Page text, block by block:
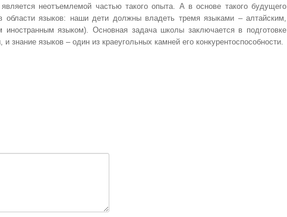
является неотъемлемой частью такого опыта. А в основе такого будущего
области языков: наши дети должны владеть тремя языками – алтайским,
иностранным языком). Основная задача школы заключается в подготовке
знание языков – один из краеугольных камней его конкурентоспособности.